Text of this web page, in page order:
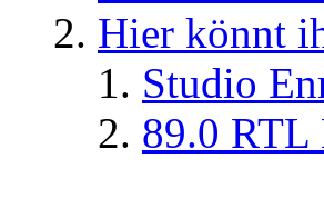
Hier könnt
Studio
89.0 RTL